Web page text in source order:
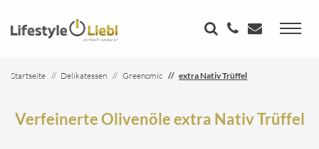
Startseite Delikatessen Greenomic extra Nativ Trüffel
Verfeinerte Olivenöle extra Nativ Trüffel